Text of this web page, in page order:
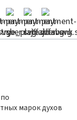
марок духов